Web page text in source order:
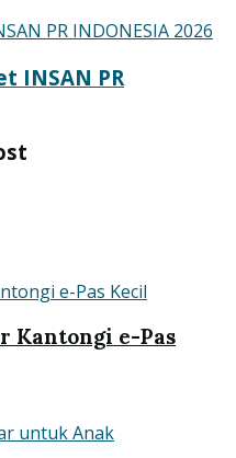
INSAN PR
Kantongi e-Pas